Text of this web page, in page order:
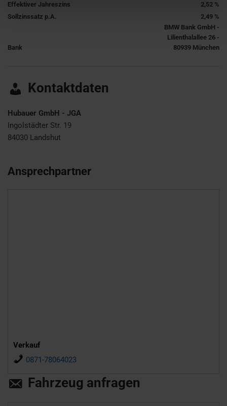
Effektiver Jahreszins
2,52 %
Sollzinssatz p.A.
2,49 %
Bank
BMW Bank GmbH -
Lilienthalallee 26 -
80939 München
Kontaktdaten
Hubauer GmbH - JGA
Ingolstädter Str. 19
84030 Landshut
Ansprechpartner
Verkauf
0871-78064023
Fahrzeug anfragen